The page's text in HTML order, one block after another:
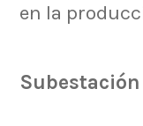
en la